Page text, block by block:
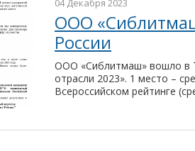
04 Декабря 2023
ООО
России
ООО «Сиблитмаш» вошло в
отрасли 2023». 1 место –
Всероссийском рейтинге